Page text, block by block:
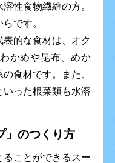
性食物繊維の方。
です。
的な食材は、オク
かめや昆布、めか
食材です。また、
った根菜類も水溶
」のつくり方
ことができるスー